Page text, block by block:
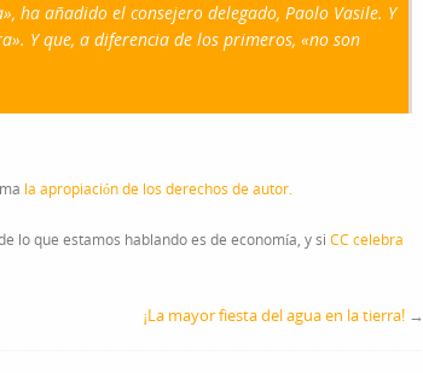
ha añadido el consejero delegado, Paolo Vasile. Y
Y que, a diferencia de los primeros, «no son
la apropiación de los derechos de autor.
lo que estamos hablando es de economía, y si CC celebra
¡La mayor fiesta del agua en la tierra! →